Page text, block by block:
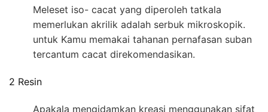
Meleset iso- cacat yang diperoleh tatkala
memerlukan akrilik adalah serbuk mikroskopik.
untuk Kamu memakai tahanan pernafasan suban
tercantum cacat direkomendasikan.
2 Resin
Apakala mengidamkan kreasi menggunakan sifat